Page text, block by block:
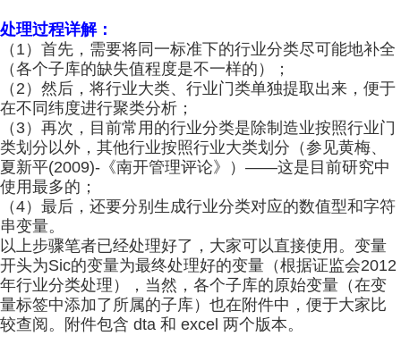
处理过程详解：
（1）首先，需要将同一标准下的行业分类尽可能地补全
（各个子库的缺失值程度是不一样的）；
（2）然后，将行业大类、行业门类单独提取出来，便于
在不同纬度进行聚类分析；
（3）再次，目前常用的行业分类是除制造业按照行业门
类划分以外，其他行业按照行业大类划分（参见黄梅、
夏新平(2009)-《南开管理评论》）——这是目前研究中
使用最多的；
（4）最后，还要分别生成行业分类对应的数值型和字符
串变量。
以上步骤笔者已经处理好了，大家可以直接使用。变量
开头为Sic的变量为最终处理好的变量（根据证监会2012
年行业分类处理），当然，各个子库的原始变量（在变
量标签中添加了所属的子库）也在附件中，便于大家比
较查阅。附件包含 dta 和 excel 两个版本。